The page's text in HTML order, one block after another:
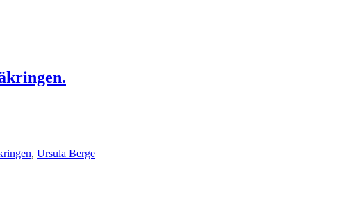
, Ursula Berge